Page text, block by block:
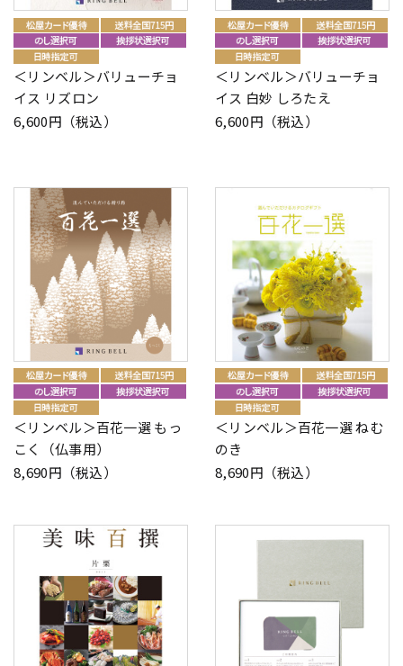
＜リンベル＞バリューチョ
イス リズロン
6,600円（税込）
＜リンベル＞バリューチョ
イス 白妙 しろたえ
6,600円（税込）
＜リンベル＞百花一選 もっ
こく（仏事用）
8,690円（税込）
＜リンベル＞百花一選 ねむ
のき
8,690円（税込）